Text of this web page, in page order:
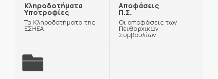
Κληροδοτήματα
Υποτροφίες
Τα Κληροδοτήματα της
ΕΣΗΕΑ
Αποφάσεις
Π.Σ.
Οι αποφάσεις των
Πειθαρχικών
Συμβουλίων